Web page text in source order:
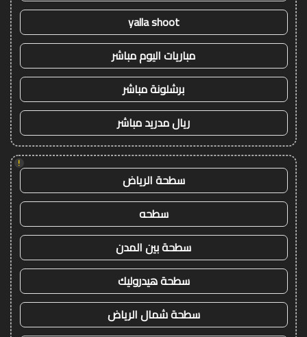
yalla shoot
مباريات اليوم مباشر
برشلونة مباشر
ريال مدريد مباشر
!
سطحة الرياض
سطحه
سطحة بين المدن
سطحة هيدروليك
سطحة شمال الرياض